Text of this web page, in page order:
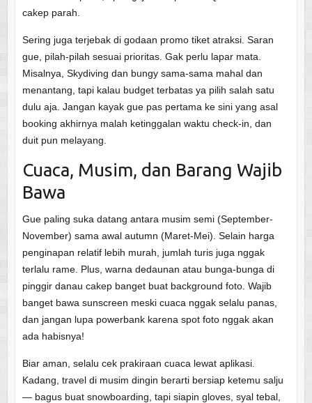
cakep parah.
Sering juga terjebak di godaan promo tiket atraksi. Saran
gue, pilah-pilah sesuai prioritas. Gak perlu lapar mata.
Misalnya, Skydiving dan bungy sama-sama mahal dan
menantang, tapi kalau budget terbatas ya pilih salah satu
dulu aja. Jangan kayak gue pas pertama ke sini yang asal
booking akhirnya malah ketinggalan waktu check-in, dan
duit pun melayang.
Cuaca, Musim, dan Barang Wajib
Bawa
Gue paling suka datang antara musim semi (September-
November) sama awal autumn (Maret-Mei). Selain harga
penginapan relatif lebih murah, jumlah turis juga nggak
terlalu rame. Plus, warna dedaunan atau bunga-bunga di
pinggir danau cakep banget buat background foto. Wajib
banget bawa sunscreen meski cuaca nggak selalu panas,
dan jangan lupa powerbank karena spot foto nggak akan
ada habisnya!
Biar aman, selalu cek prakiraan cuaca lewat aplikasi.
Kadang, travel di musim dingin berarti bersiap ketemu salju
— bagus buat snowboarding, tapi siapin gloves, syal tebal,